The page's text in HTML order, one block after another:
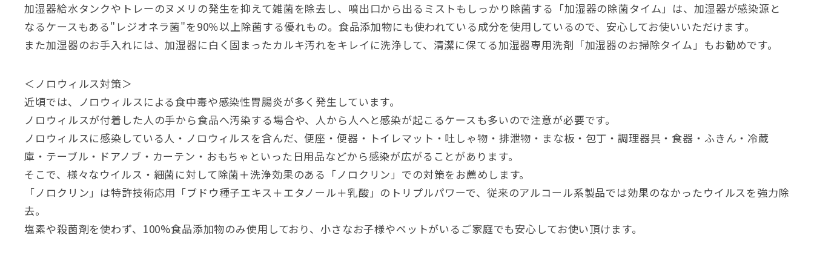
加湿器給水タンクやトレーのヌメリの発生を抑えて雑菌を除去し、噴出口から出るミストもしっかり除菌する「加湿器の除菌タイム」は、加湿器が感染源と
なるケースもある"レジオネラ菌"を90％以上除菌する優れもの。食品添加物にも使われている成分を使用しているので、安心してお使いいただけます。
また加湿器のお手入れには、加湿器に白く固まったカルキ汚れをキレイに洗浄して、清潔に保てる加湿器専用洗剤「加湿器のお掃除タイム」もお勧めです。
＜ノロウィルス対策＞
近頃では、ノロウィルスによる食中毒や感染性胃腸炎が多く発生しています。
ノロウィルスが付着した人の手から食品へ汚染する場合や、人から人へと感染が起こるケースも多いので注意が必要です。
ノロウィルスに感染している人・ノロウィルスを含んだ、便座・便器・トイレマット・吐しゃ物・排泄物・まな板・包丁・調理器具・食器・ふきん・冷蔵
庫・テーブル・ドアノブ・カーテン・おもちゃといった日用品などから感染が広がることがあります。
そこで、様々なウイルス・細菌に対して除菌＋洗浄効果のある「ノロクリン」での対策をお薦めします。
「ノロクリン」は特許技術応用「ブドウ種子エキス＋エタノール＋乳酸」のトリプルパワーで、従来のアルコール系製品では効果のなかったウイルスを強力除
去。
塩素や殺菌剤を使わず、100%食品添加物のみ使用しており、小さなお子様やペットがいるご家庭でも安心してお使い頂けます。